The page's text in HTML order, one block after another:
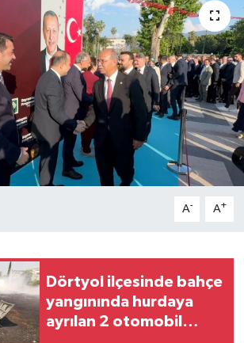
A- A+
Dörtyol ilçesinde bahçe
yangınında hurdaya
ayrılan 2 otomobil